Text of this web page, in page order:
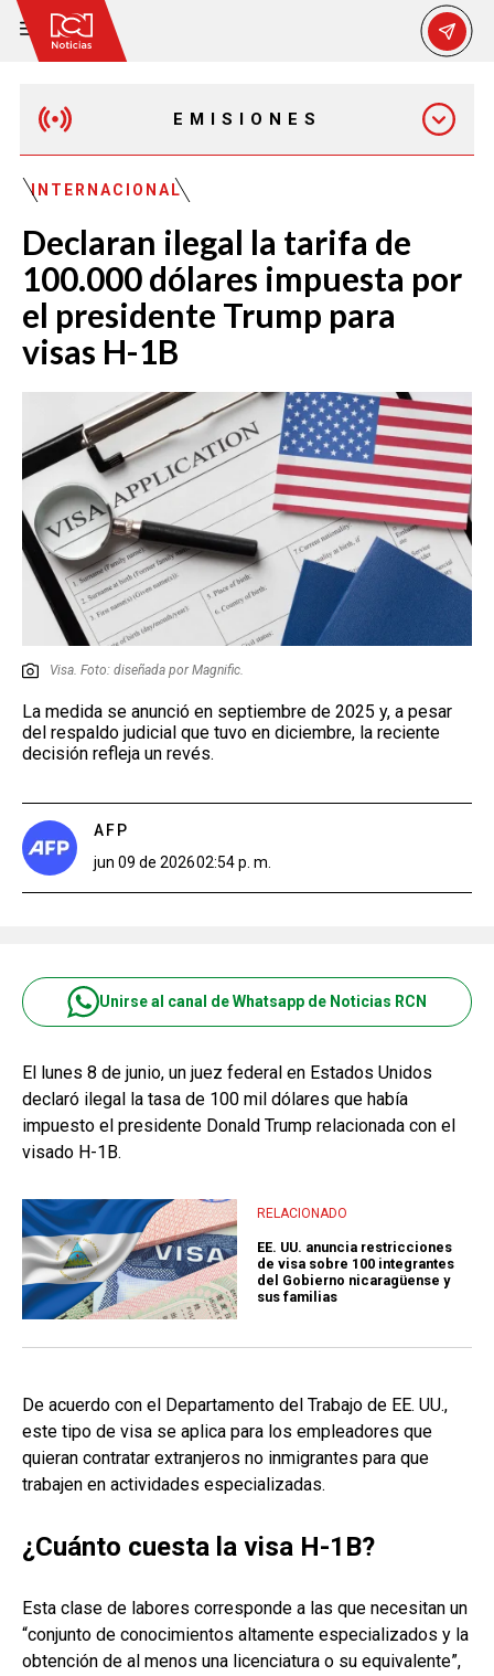
EMISIONES
MAÑANA EXPRESS
EMISIÓN 12:30 PM
EMISIÓN 7:00 PM
EMISIÓN 11:30 PM
INTERNACIONAL
Declaran ilegal la tarifa de
100.000 dólares impuesta por
el presidente Trump para
visas H-1B
Visa. Foto: diseñada por Magnific.
La medida se anunció en septiembre de 2025 y, a pesar
del respaldo judicial que tuvo en diciembre, la reciente
decisión refleja un revés.
AFP
jun 09 de 202602:54 p. m.
Unirse al canal de Whatsapp de Noticias RCN
El lunes 8 de junio, un juez federal en Estados Unidos
declaró ilegal la tasa de 100 mil dólares que había
impuesto el presidente Donald Trump relacionada con el
visado H-1B.
RELACIONADO
EE. UU. anuncia restricciones
de visa sobre 100 integrantes
del Gobierno nicaragüense y
sus familias
De acuerdo con el Departamento del Trabajo de EE. UU.,
este tipo de visa se aplica para los empleadores que
quieran contratar extranjeros no inmigrantes para que
trabajen en actividades especializadas.
¿Cuánto cuesta la visa H-1B?
Esta clase de labores corresponde a las que necesitan un
“conjunto de conocimientos altamente especializados y la
obtención de al menos una licenciatura o su equivalente”,